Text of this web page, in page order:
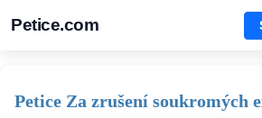
Petice.com
Petice Za zrušení soukromých